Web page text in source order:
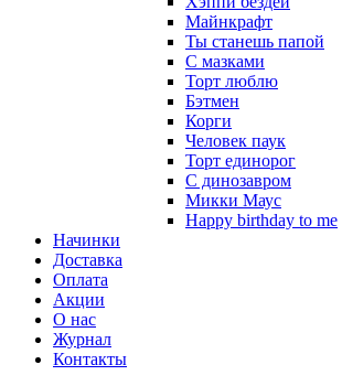
Майнкрафт
Ты станешь папой
С мазками
Торт люблю
Бэтмен
Корги
Человек паук
Торт единорог
С динозавром
Микки Маус
Happy birthday to me
Начинки
Доставка
Оплата
Акции
О нас
Журнал
Контакты